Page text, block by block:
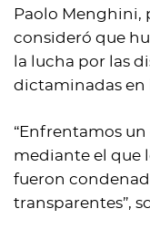
Paolo Menghini,
consideró que
la lucha por las
dictaminadas en
“Enfrentamos
mediante el que
fueron
transparentes”,